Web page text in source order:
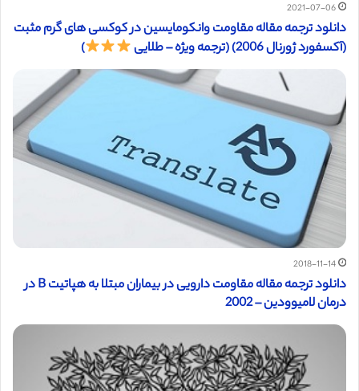
2021-07-06
دانلود ترجمه مقاله مقاومت وانکومایسین در کوکسی های گرم مثبت
(آکسفورد ژورنال 2006) (ترجمه ویژه – طلایی
)
2018-11-14
دانلود ترجمه مقاله مقاومت دارویی در بیماران مبتلا به هپاتیت B در
درمان لامیوودین – 2002